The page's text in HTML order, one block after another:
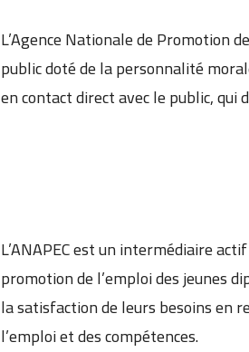
L’Agence Nationale de Promotion
public doté de la personnalité
en contact direct avec le public, qui
L’ANAPEC est un intermédiaire
promotion de l’emploi des jeunes
la satisfaction de leurs besoins en
l’emploi et des compétences.